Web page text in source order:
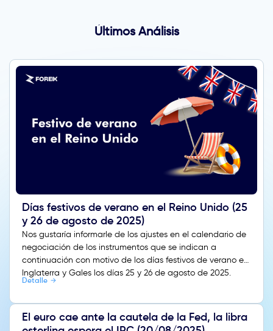
Últimos Análisis
Días festivos de verano en el Reino Unido (25
y 26 de agosto de 2025)
Nos gustaría informarle de los ajustes en el calendario de
negociación de los instrumentos que se indican a
continuación con motivo de los días festivos de verano en
Inglaterra y Gales los días 25 y 26 de agosto de 2025.
Detalle
El euro cae ante la cautela de la Fed, la libra